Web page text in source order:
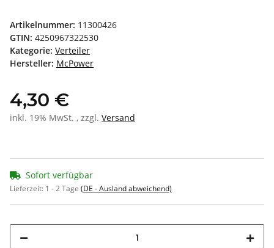
Artikelnummer: 11300426
GTIN: 4250967322530
Kategorie: Verteiler
Hersteller: McPower
4,30 €
inkl. 19% MwSt. , zzgl. Versand
Sofort verfügbar
Lieferzeit: 1 - 2 Tage (DE - Ausland abweichend)